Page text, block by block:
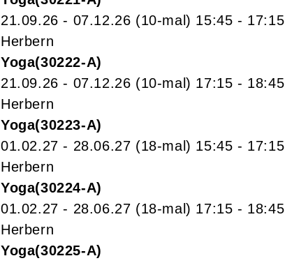
21.09.26 - 07.12.26 (10-mal) 15:45 - 17:15
Herbern
Yoga 30222-A
21.09.26 - 07.12.26 (10-mal) 17:15 - 18:45
Herbern
Yoga 30223-A
01.02.27 - 28.06.27 (18-mal) 15:45 - 17:15
Herbern
Yoga 30224-A
01.02.27 - 28.06.27 (18-mal) 17:15 - 18:45
Herbern
Yoga 30225-A